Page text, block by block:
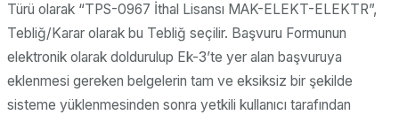
Türü olarak “TPS-0967 İthal Lisansı MAK-ELEKT-ELEKTR”,
Tebliğ/Karar olarak bu Tebliğ seçilir. Başvuru Formunun
elektronik olarak doldurulup Ek-3’te yer alan başvuruya
eklenmesi gereken belgelerin tam ve eksiksiz bir şekilde
sisteme yüklenmesinden sonra yetkili kullanıcı tarafından